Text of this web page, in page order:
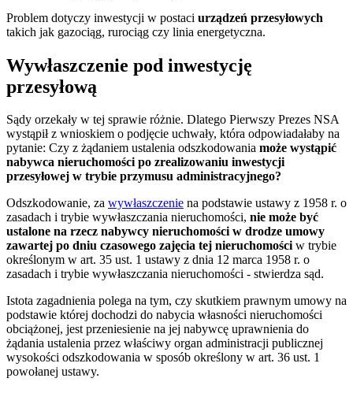
Problem dotyczy inwestycji w postaci urządzeń przesyłowych
takich jak gazociąg, rurociąg czy linia energetyczna.
Wywłaszczenie pod inwestycję
przesyłową
Sądy orzekały w tej sprawie różnie. Dlatego Pierwszy Prezes NSA
wystąpił z wnioskiem o podjęcie uchwały, która odpowiadałaby na
pytanie: Czy z żądaniem ustalenia odszkodowania może wystąpić
nabywca nieruchomości po zrealizowaniu inwestycji
przesyłowej w trybie przymusu administracyjnego?
Odszkodowanie, za wywłaszczenie na podstawie ustawy z 1958 r. o
zasadach i trybie wywłaszczania nieruchomości, nie może być
ustalone na rzecz nabywcy nieruchomości w drodze umowy
zawartej po dniu czasowego zajęcia tej nieruchomościw trybie
określonym w art. 35 ust. 1 ustawy z dnia 12 marca 1958 r. o
zasadach i trybie wywłaszczania nieruchomości - stwierdza sąd.
Istota zagadnienia polega na tym, czy skutkiem prawnym umowy na
podstawie której dochodzi do nabycia własności nieruchomości
obciążonej, jest przeniesienie na jej nabywcę uprawnienia do
żądania ustalenia przez właściwy organ administracji publicznej
wysokości odszkodowania w sposób określony w art. 36 ust. 1
powołanej ustawy.